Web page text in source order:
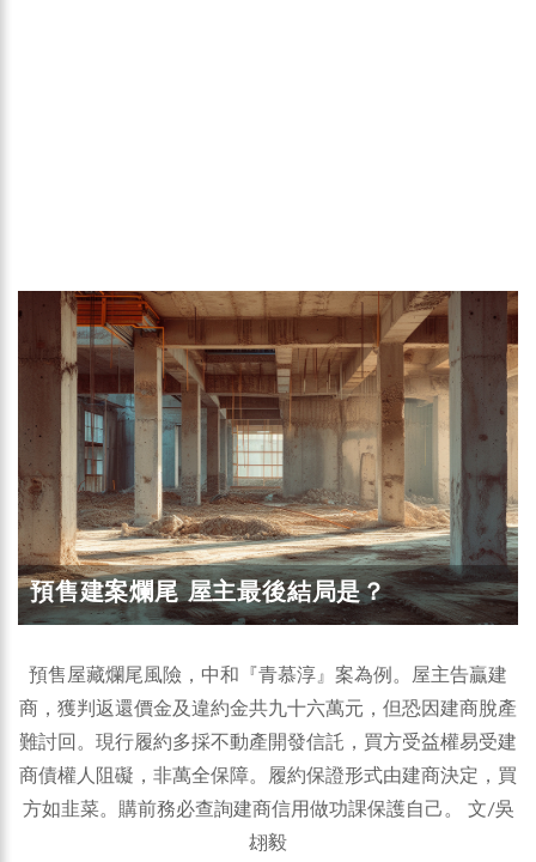
預售建案爛尾 屋主最後結局是？
預售屋藏爛尾風險，中和『青慕淳』案為例。屋主告贏建
商，獲判返還價金及違約金共九十六萬元，但恐因建商脫產
難討回。現行履約多採不動產開發信託，買方受益權易受建
商債權人阻礙，非萬全保障。履約保證形式由建商決定，買
方如韭菜。購前務必查詢建商信用做功課保護自己。 文/吳
翃毅